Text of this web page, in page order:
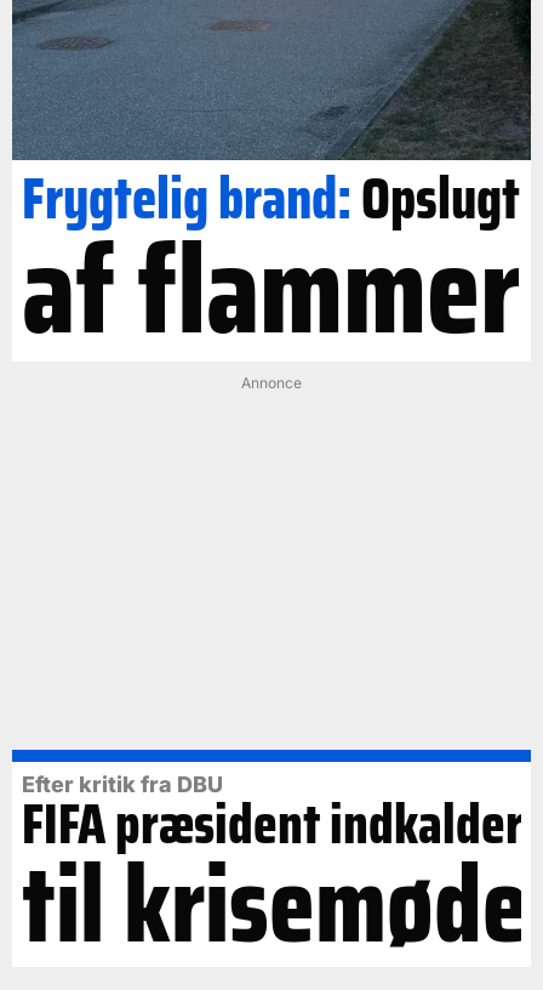
Frygtelig brand:Opslugt
af flammer
Annonce
Efter kritik fra DBU
FIFA præsident indkalder
til krisemøde